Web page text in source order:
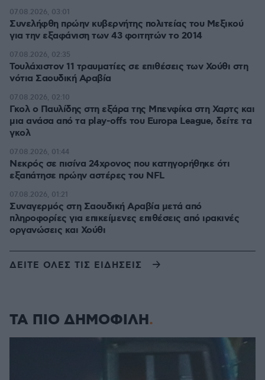
Συνελήφθη πρώην κυβερνήτης πολιτείας του Μεξικού
για την εξαφάνιση των 43 φοιτητών το 2014
07.08.2026, 03:01
Τουλάχιστον 11 τραυματίες σε επιθέσεις των Χούθι στη
νότια Σαουδική Αραβία
07.08.2026, 02:35
Γκολ ο Παυλίδης στη εξάρα της Μπενφίκα στη Χαρτς και
μια ανάσα από τα play-offs του Europa League, δείτε τα
γκολ
07.08.2026, 02:10
Νεκρός σε πισίνα 24χρονος που κατηγορήθηκε ότι
εξαπάτησε πρώην αστέρες του NFL
07.08.2026, 01:44
Συναγερμός στη Σαουδική Αραβία μετά από
πληροφορίες για επικείμενες επιθέσεις από ιρακινές
οργανώσεις και Χούθι
07.08.2026, 01:21
ΔΕΙΤΕ ΟΛΕΣ ΤΙΣ ΕΙΔΗΣΕΙΣ
ΤΑ ΠΙΟ ΔΗΜΟΦΙΛΗ